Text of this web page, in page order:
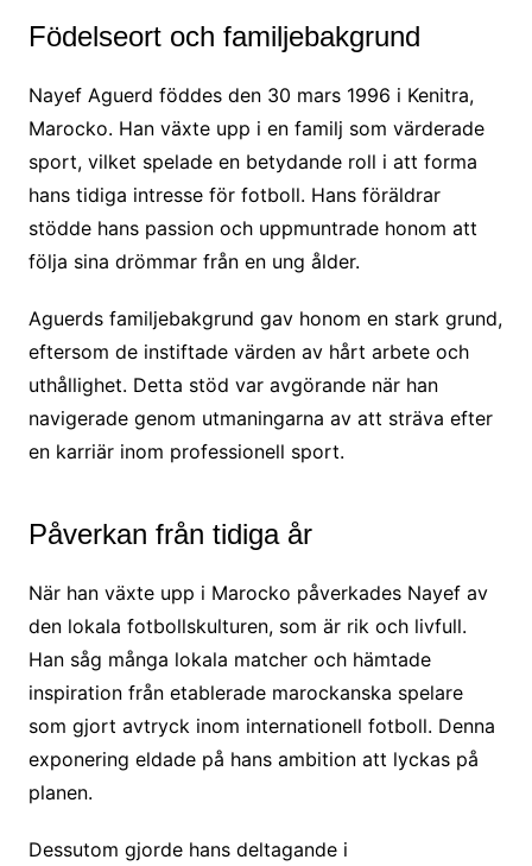
Födelseort och familjebakgrund
Nayef Aguerd föddes den 30 mars 1996 i Kenitra,
Marocko. Han växte upp i en familj som värderade
sport, vilket spelade en betydande roll i att forma
hans tidiga intresse för fotboll. Hans föräldrar
stödde hans passion och uppmuntrade honom att
följa sina drömmar från en ung ålder.
Aguerds familjebakgrund gav honom en stark grund,
eftersom de instiftade värden av hårt arbete och
uthållighet. Detta stöd var avgörande när han
navigerade genom utmaningarna av att sträva efter
en karriär inom professionell sport.
Påverkan från tidiga år
När han växte upp i Marocko påverkades Nayef av
den lokala fotbollskulturen, som är rik och livfull.
Han såg många lokala matcher och hämtade
inspiration från etablerade marockanska spelare
som gjort avtryck inom internationell fotboll. Denna
exponering eldade på hans ambition att lyckas på
planen.
Dessutom gjorde hans deltagande i